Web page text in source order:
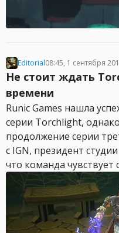
Editorial08:45, 1 сентября
Не стоит ждать
времени
Runic Games нашла
серии Torchlight,
продолжение серии
с IGN, президент
что команда чувствует